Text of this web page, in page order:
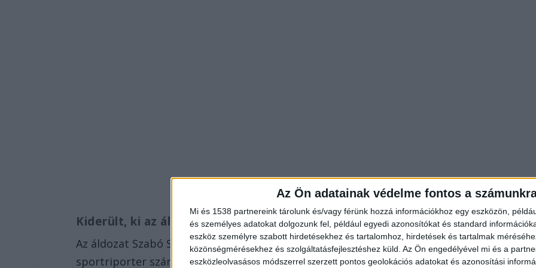
Az Ön adatainak védelme fontos a
Mi és 1538 partnereink tárolunk és/vagy férünk hozzá információkhoz egy eszközön,
és személyes adatokat dolgozunk fel, például egyedi azonosítókat és standard
eszköz személyre szabott hirdetésekhez és tartalomhoz, hirdetések és tartalmak
közönségmérésekhez és szolgáltatásfejlesztéshez küld. Az Ön engedélyével mi és a
eszközleolvasásos módszerrel szerzett pontos geolokációs adatokat és azonosítási
Kiderült, ki az áldozat
Az áldozat Szabó Sanyi, a magyar válogatott egykori ökölvívóedzője. Erről Perutek János
sportriporter számolt be aközösségi oldalán.A riporter bejegyzésében így fogalmaz az